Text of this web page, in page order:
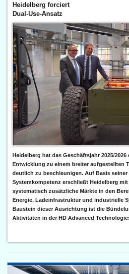
Heidelberg forciert
Dual-Use-Ansatz
Heidelberg hat das Geschäftsjahr 2025/
Entwicklung zu einem breiter aufgestellten
deutlich zu beschleunigen. Auf Basis
Systemkompetenz erschließt Heidelberg
systematisch zusätzliche Märkte in den
Energie, Ladeinfrastruktur und industrielle
Baustein dieser Ausrichtung ist die
Aktivitäten in der HD Advanced